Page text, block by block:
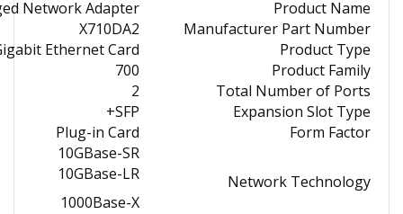
Product Name
Network Adapter
Manufacturer Part Number
X710DA2
Product Type
Ethernet Card
Product Family
700
Total Number of Ports
2
Expansion Slot Type
SFP+
Form Factor
Plug-in Card
Network Technology
10GBase-SR
10GBase-LR
1000Base-X